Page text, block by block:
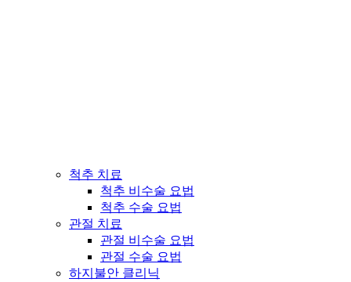
척추 치료
척추 비수술 요법
척추 수술 요법
관절 치료
관절 비수술 요법
관절 수술 요법
하지불안 클리닉